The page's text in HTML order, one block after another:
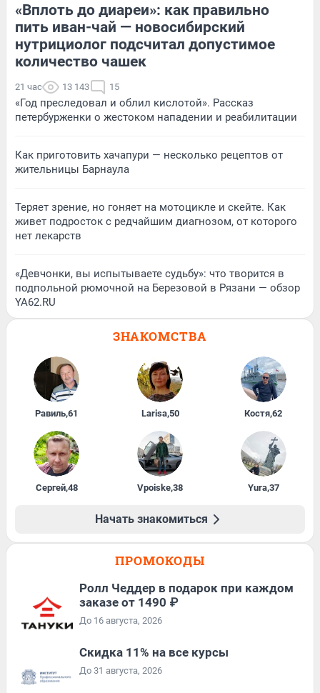
«Вплоть до диареи»: как правильно
пить иван-чай — новосибирский
нутрициолог подсчитал допустимое
количество чашек
21 час 13 143 15
«Год преследовал и облил кислотой». Рассказ
петербурженки о жестоком нападении и реабилитации
Как приготовить хачапури — несколько рецептов от
жительницы Барнаула
Теряет зрение, но гоняет на мотоцикле и скейте. Как
живет подросток с редчайшим диагнозом, от которого
нет лекарств
«Девчонки, вы испытываете судьбу»: что творится в
подпольной рюмочной на Березовой в Рязани — обзор
YA62.RU
ЗНАКОМСТВА
Равиль,61 Larisa,50 Костя,62
Сергей,48 Vpoiske,38 Yura,37
Начать знакомиться
ПРОМОКОДЫ
Ролл Чеддер в подарок при каждом
заказе от 1490 ₽
До 16 августа, 2026
Скидка 11% на все курсы
До 31 августа, 2026